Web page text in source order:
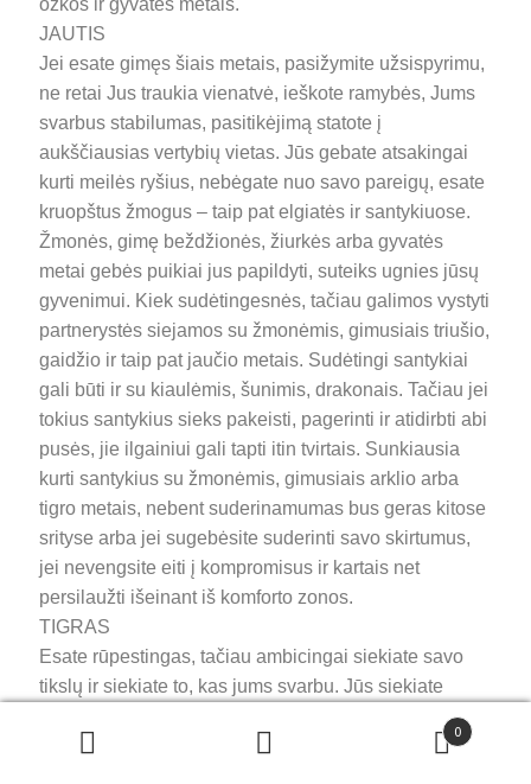
JAUTIS
Jei esate gimęs šiais metais, pasižymite užsispyrimu,
ne retai Jus traukia vienatvė, ieškote ramybės, Jums
svarbus stabilumas, pasitikėjimą statote į
aukščiausias vertybių vietas. Jūs gebate atsakingai
kurti meilės ryšius, nebėgate nuo savo pareigų, esate
kruopštus žmogus – taip pat elgiatės ir santykiuose.
Žmonės, gimę beždžionės, žiurkės arba gyvatės
metai gebės puikiai jus papildyti, suteiks ugnies jūsų
gyvenimui. Kiek sudėtingesnės, tačiau galimos vystyti
partnerystės siejamos su žmonėmis, gimusiais triušio,
gaidžio ir taip pat jaučio metais. Sudėtingi santykiai
gali būti ir su kiaulėmis, šunimis, drakonais. Tačiau jei
tokius santykius sieks pakeisti, pagerinti ir atidirbti abi
pusės, jie ilgainiui gali tapti itin tvirtais. Sunkiausia
kurti santykius su žmonėmis, gimusiais arklio arba
tigro metais, nebent suderinamumas bus geras kitose
srityse arba jei sugebėsite suderinti savo skirtumus,
jei nevengsite eiti į kompromisus ir kartais net
persilaužti išeinant iš komforto zonos.
TIGRAS
Esate rūpestingas, tačiau ambicingai siekiate savo
tikslų ir siekiate to, kas jums svarbu. Jūs siekiate
gyvenimus visam laikui. Puikiai derate su žmonėmis,
0